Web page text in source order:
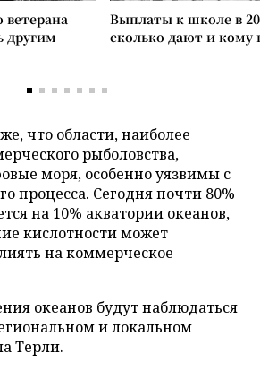
ветерана
другим
Выплаты к школе в
сколько дают и
что области, наиболее
рыболовства,
моря, особенно уязвимы с
процесса. Сегодня почти 80%
на 10% акватории океанов,
кислотности может
на коммерческое
океанов будут наблюдаться
и локальном
Терли.